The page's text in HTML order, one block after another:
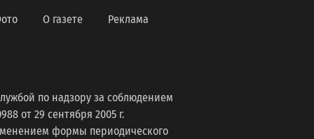
О газете Реклама
по надзору за соблюдением
от 29 сентября 2005 г.
формы периодического